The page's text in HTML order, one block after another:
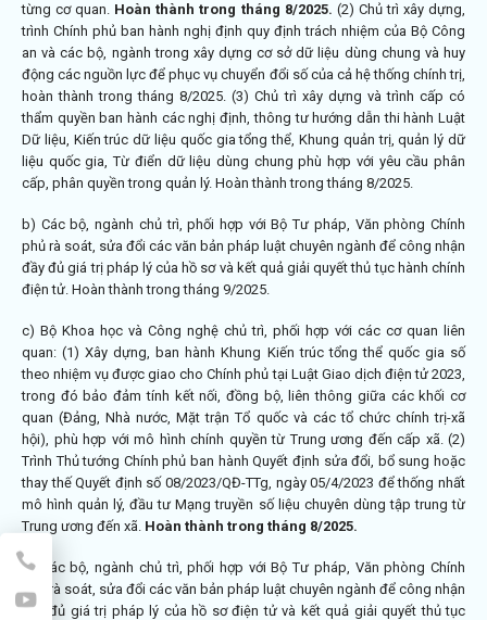
từng cơ quan. Hoàn thành trong tháng 8/2025. (2) Chủ trì xây dựng,
trình Chính phủ ban hành nghị định quy định trách nhiệm của Bộ Công
an và các bộ, ngành trong xây dựng cơ sở dữ liệu dùng chung và huy
động các nguồn lực để phục vụ chuyển đổi số của cả hệ thống chính trị,
hoàn thành trong tháng 8/2025. (3) Chủ trì xây dựng và trình cấp có
thẩm quyền ban hành các nghị định, thông tư hướng dẫn thi hành Luật
Dữ liệu, Kiến trúc dữ liệu quốc gia tổng thể, Khung quản trị, quản lý dữ
liệu quốc gia, Từ điển dữ liệu dùng chung phù hợp với yêu cầu phân
cấp, phân quyền trong quản lý. Hoàn thành trong tháng 8/2025.
b) Các bộ, ngành chủ trì, phối hợp với Bộ Tư pháp, Văn phòng Chính
phủ rà soát, sửa đổi các văn bản pháp luật chuyên ngành để công nhận
đầy đủ giá trị pháp lý của hồ sơ và kết quả giải quyết thủ tục hành chính
điện tử. Hoàn thành trong tháng 9/2025.
c) Bộ Khoa học và Công nghệ chủ trì, phối hợp với các cơ quan liên
quan: (1) Xây dựng, ban hành Khung Kiến trúc tổng thể quốc gia số
theo nhiệm vụ được giao cho Chính phủ tại Luật Giao dịch điện tử 2023,
trong đó bảo đảm tính kết nối, đồng bộ, liên thông giữa các khối cơ
quan (Đảng, Nhà nước, Mặt trận Tổ quốc và các tổ chức chính trị-xã
hội), phù hợp với mô hình chính quyền từ Trung ương đến cấp xã. (2)
Trình Thủ tướng Chính phủ ban hành Quyết định sửa đổi, bổ sung hoặc
thay thế Quyết định số 08/2023/QĐ-TTg , ngày 05/4/2023 để thống nhất
mô hình quản lý, đầu tư Mạng truyền số liệu chuyên dùng tập trung từ
Trung ương đến xã. Hoàn thành trong tháng 8/2025.
d) Các bộ, ngành chủ trì, phối hợp với Bộ Tư pháp, Văn phòng Chính
phủ rà soát, sửa đổi các văn bản pháp luật chuyên ngành để công nhận
đầy đủ giá trị pháp lý của hồ sơ điện tử và kết quả giải quyết thủ tục